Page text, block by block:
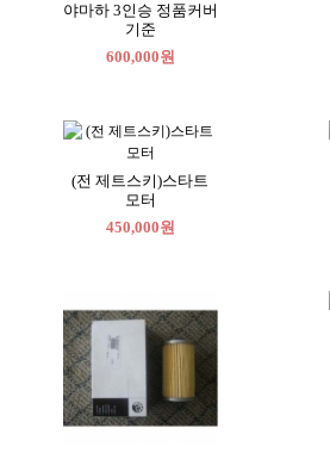
야마하 3인승 정품커버
기준
600,000원
(전 제트스키)스타트
모터
450,000원